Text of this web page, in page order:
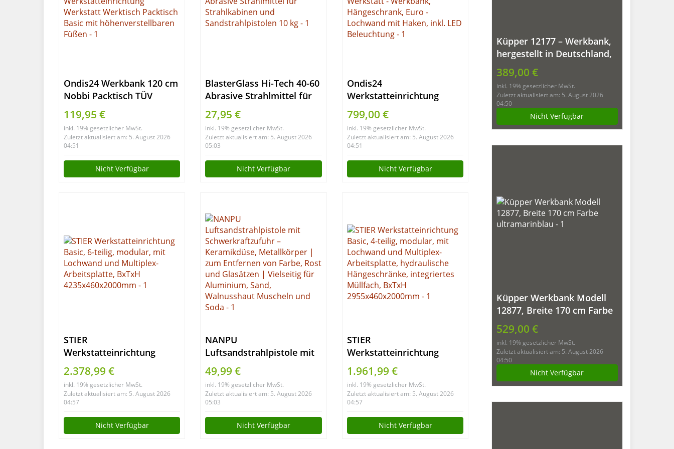
Ondis24 Werkbank 120 cm
Nobbi Packtisch TÜV
geprüft,
Werkstatteinrichtung
Werkstatt Werktisch
Packtisch Basic mit
höhenverstellbaren Füßen
119,95 €
inkl. 19% gesetzlicher MwSt.
Zuletzt aktualisiert am: 5. August 2026
04:51
Nicht Verfügbar
BlasterGlass Hi-Tech 40-60
Abrasive Strahlmittel für
Strahlkabinen und
Sandstrahlpistolen 10 kg
27,95 €
inkl. 19% gesetzlicher MwSt.
Zuletzt aktualisiert am: 5. August 2026
05:03
Nicht Verfügbar
Ondis24
Werkstatteinrichtung
160cm, Werkstatt –
Werkbank, Hängeschrank,
Euro – Lochwand mit
Haken, inkl. LED
Beleuchtung
799,00 €
inkl. 19% gesetzlicher MwSt.
Zuletzt aktualisiert am: 5. August 2026
04:51
Nicht Verfügbar
STIER
Werkstatteinrichtung
Basic, 6-teilig, modular,
mit Lochwand und
Multiplex-Arbeitsplatte,
BxTxH 4235x460x2000mm
2.378,99 €
inkl. 19% gesetzlicher MwSt.
Zuletzt aktualisiert am: 5. August 2026
04:57
Nicht Verfügbar
NANPU
Luftsandstrahlpistole mit
Schwerkraftzufuhr –
Keramikdüse,
Metallkörper | zum
Entfernen von Farbe, Rost
und Glasätzen | Vielseitig
für Aluminium, Sand,
49,99 €
inkl. 19% gesetzlicher MwSt.
Zuletzt aktualisiert am: 5. August 2026
05:03
Nicht Verfügbar
STIER
Werkstatteinrichtung
Basic, 4-teilig, modular,
mit Lochwand und
Multiplex-Arbeitsplatte,
hydraulische
Hängeschränke,
integriertes Müllfach,
1.961,99 €
inkl. 19% gesetzlicher MwSt.
Zuletzt aktualisiert am: 5. August 2026
04:57
Nicht Verfügbar
Küpper 12177 – Werkbank,
hergestellt in Deutschland,
170 x 60 x 84 cm
389,00 €
inkl. 19% gesetzlicher MwSt.
Zuletzt aktualisiert am: 5. August 2026
04:50
Nicht Verfügbar
Küpper Werkbank Modell
12877, Breite 170 cm Farbe
ultramarinblau
529,00 €
inkl. 19% gesetzlicher MwSt.
Zuletzt aktualisiert am: 5. August 2026
04:50
Nicht Verfügbar